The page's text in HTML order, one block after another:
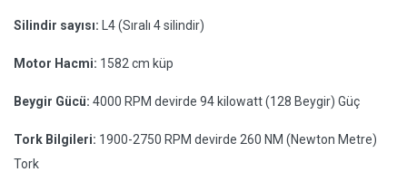
Silindir sayısı: L4 (Sıralı 4 silindir)
Motor Hacmi: 1582 cm küp
Beygir Gücü: 4000 RPM devirde 94 kilowatt (128 Beygir) Güç
Tork Bilgileri: 1900-2750 RPM devirde 260 NM (Newton Metre)
Tork